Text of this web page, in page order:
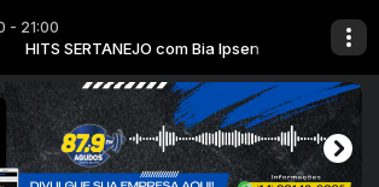
- 21:00
HITS SERTANEJO com Bia Ipsen
Made in Brazil - Parte 3
TOP FIVE ANOS 2000 com LOCUTOR ONLINE